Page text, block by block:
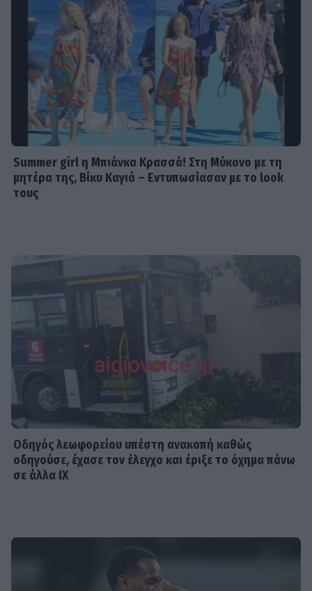
Summer girl η Μπιάνκα Κρασσά! Στη Μύκονο με τη
μητέρα της, Βίκυ Καγιά – Εντυπωσίασαν με το look
τους
Οδηγός λεωφορείου υπέστη ανακοπή καθώς
οδηγούσε, έχασε τον έλεγχο και έριξε το όχημα πάνω
σε άλλα ΙΧ